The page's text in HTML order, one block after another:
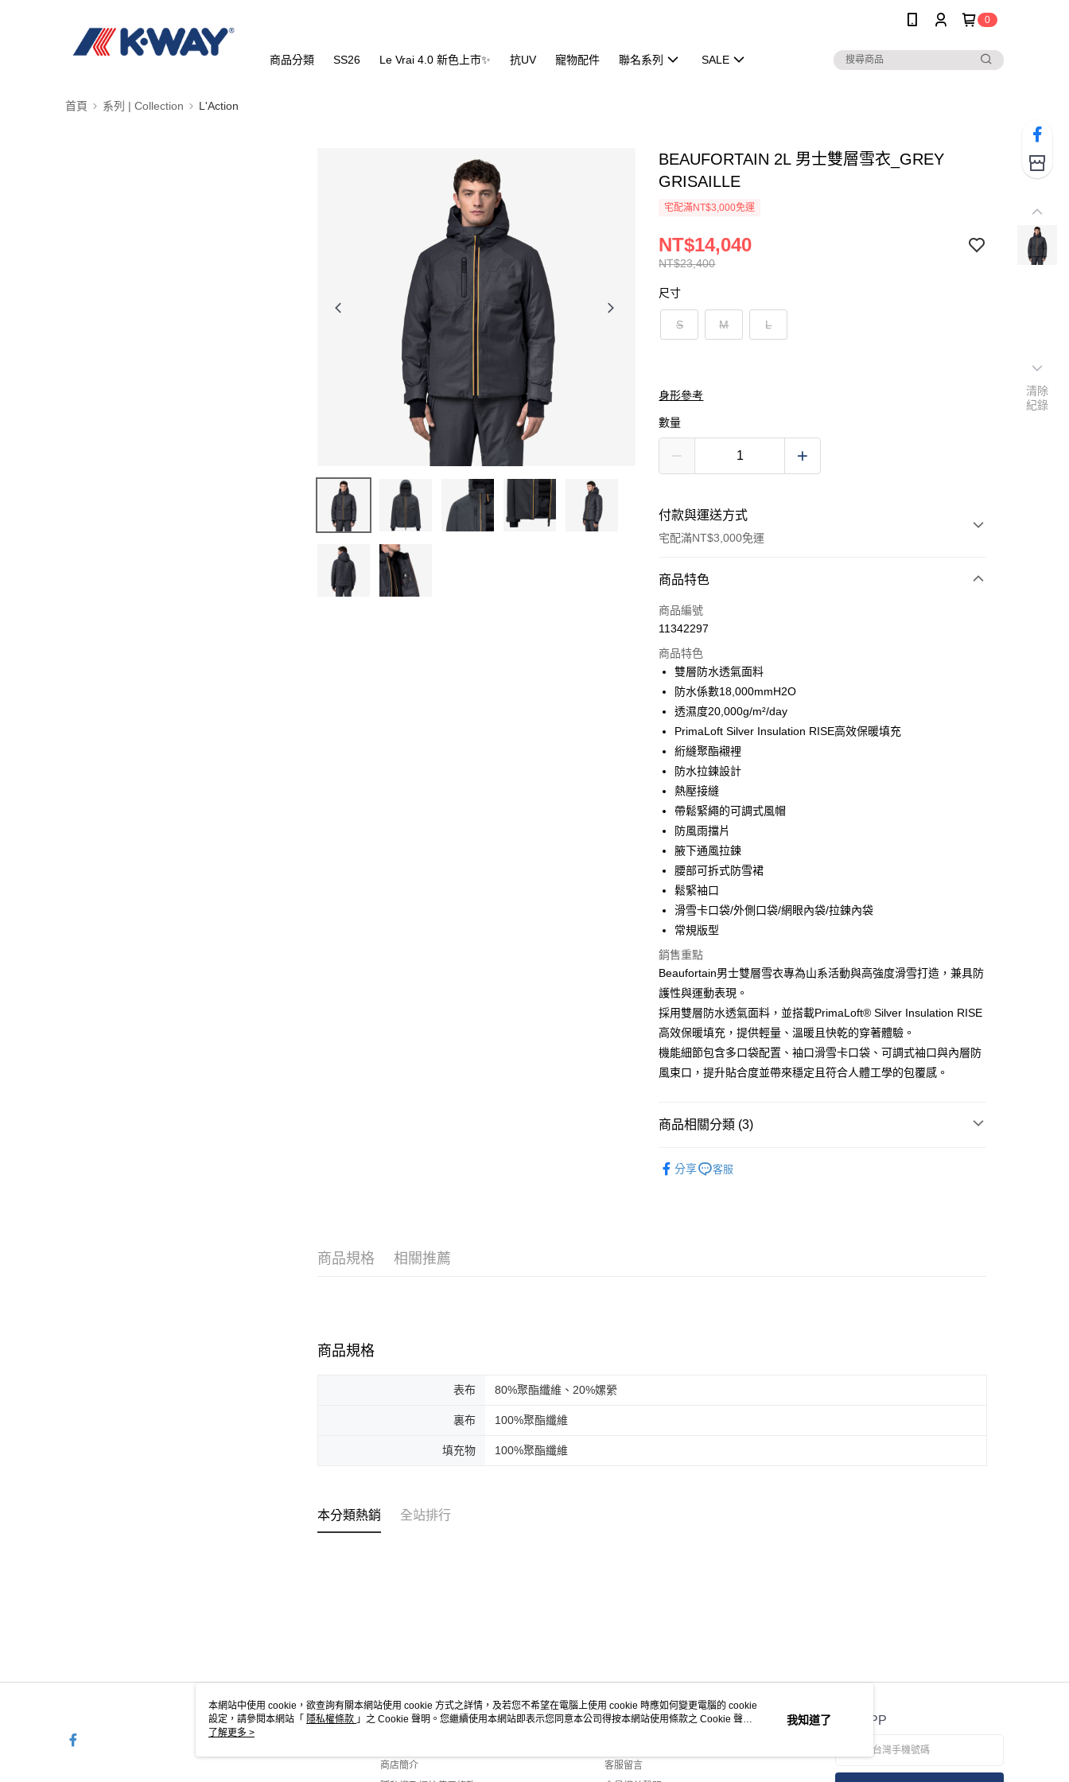
0
商品分類 SS26 Le Vrai 4.0 新色上市✨ 抗UV 寵物配件 聯名系列 SALE
首頁 系列 | Collection L'Action
BEAUFORTAIN 2L 男士雙層雪衣_GREY
GRISAILLE
宅配滿NT$3,000免運
NT$23,400
NT$14,040
尺寸
S M L
身形參考
數量
付款與運送方式
宅配滿NT$3,000免運
付款方式
信用卡一次付款
3 期 0 利率 每期
合作金庫商業銀行
華南商業銀行
國泰世華商業銀行
兆豐國際商業銀行
臺灣中小企業銀行
匯豐（台灣）商業銀行
聯邦商業銀行
元大商業銀行
台新國際商業銀行
台灣樂天信用卡公司
LINE Pay
街口支付
全盈+PAY
AFTEE先享後付
相關說明
【關於「AFTEE先享後付」】
AFTEE先享後付是「在收到商品之後才付款」的支付方式。 讓您購物簡單
便利好安心！
１．簡單：不需註冊會員、不需綁卡、不需儲值。
２．便利：只要手機號碼，簡訊認證，即可結帳。
【「AFTEE先享後付」結帳流程】
１．於結帳方式選擇「AFTEE先享後付」後，將跳轉至「AFTEE先享後
２．訂單成立數日內，您將收到繳費通知簡訊。
３．收到繳費通知簡訊後14天內，點擊此簡訊中的連結，可透過四大超商
／ATM／網路銀行／等多元方式進行付款，方視為交易完成。
※ 請注意：結帳手續完成當下不需立刻繳費，但若您需要取消訂單，請聯
絡購買商品的店家。未經商家同意取消之訂單仍視為有效，需透過AFTEE
是否繳費成功／繳費後需取消欲退款等相關疑問，請聯繫「AFTEE先享後
付客戶支援中心」https://netprotections.freshdesk.com/support/home
【注意事項】
１．透過由恩沛科技股份有限公司提供之「AFTEE先享後付」服務完成之
ATM付款
運送方式
黑貓宅急便配送到府
每筆NT$120，滿NT$3,000(含以上)免運費
商品特色
商品編號
11342297
商品特色
雙層防水透氣面料
防水係數18,000mmH2O
透濕度20,000g/m²/day
PrimaLoft Silver Insulation RISE高效保暖填充
絎縫聚酯襯裡
防水拉鍊設計
熱壓接縫
帶鬆緊繩的可調式風帽
防風雨擋片
腋下通風拉鍊
腰部可拆式防雪裙
鬆緊袖口
滑雪卡口袋/外側口袋/網眼內袋/拉鍊內袋
常規版型
銷售重點
Beaufortain男士雙層雪衣專為山系活動與高強度滑雪打造，兼具防
護性與運動表現。
採用雙層防水透氣面料，並搭載PrimaLoft® Silver Insulation RISE
高效保暖填充，提供輕量、溫暖且快乾的穿著體驗。
機能細節包含多口袋配置、袖口滑雪卡口袋、可調式袖口與內層防
風束口，提升貼合度並帶來穩定且符合人體工學的包覆感。
商品相關分類 (3)
分享 客服
商品規格 相關推薦
商品規格
表布 80%聚酯纖維、20%嫘縈
裏布 100%聚酯纖維
填充物 100%聚酯纖維
本分類熱銷 全站排行
關於我們
商店簡介
客服資訊
客服留言
官方APP
清除
紀錄
本網站中使用 cookie，欲查詢有關本網站使用 cookie 方式之詳情，及若您不希望在電腦上使用 cookie 時應如何變更電腦的 cookie
設定，請參閱本網站「 隱私權條款 」之 Cookie 聲明。您繼續使用本網站即表示您同意本公司得按本網站使用條款之 Cookie 聲明
使用 cookie。
了解更多 >
我知道了